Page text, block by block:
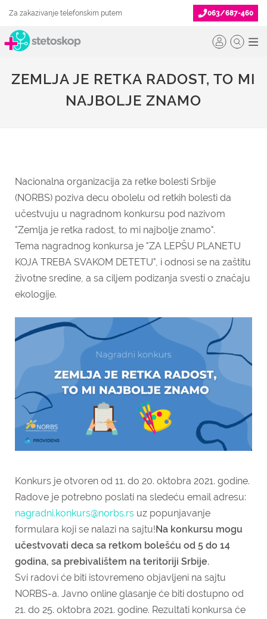
Za zakazivanje telefonskim putem 063/687-460
ZEMLJA JE RETKA RADOST, TO MI
NAJBOLJE ZNAMO
Nacionalna organizacija za retke bolesti Srbije
(NORBS) poziva decu obolelu od retkih bolesti da
učestvuju u nagradnom konkursu pod nazivom
"Zemlja je retka radost, to mi najbolje znamo".
Tema nagradnog konkursa je "ZA LEPŠU PLANETU
KOJA TREBA SVAKOM DETETU", i odnosi se na zaštitu
životne sredine, a sa ciljem podizanja svesti o značaju
ekologije.
Konkurs je otvoren od 11. do 20. oktobra 2021. godine.
Radove je potrebno poslati na sledeću email adresu:
nagradni.konkurs@norbs.rs uz popunjavanje
formulara koji se nalazi na sajtu!Na konkursu mogu
učestvovati deca sa retkom bolešću od 5 do 14
godina, sa prebivalištem na teritoriji Srbije.
Svi radovi će biti istovremeno objavljeni na sajtu
NORBS-a. Javno online glasanje će biti dostupno od
21. do 25. oktobra 2021. godine. Rezultati konkursa će